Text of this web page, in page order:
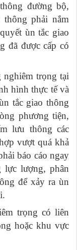
đường bộ,
phải nắm
ùn tắc giao
đã được cấp có
trọng tại
hình thực tế và
tắc giao thông
phương tiện,
lưu thông các
vượt quá khả
báo cáo ngay
lượng, phân
để xảy ra ùn
trọng có liên
hoặc khu vực